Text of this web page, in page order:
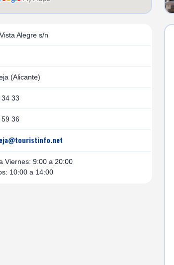
Alegre s/n
(Alicante)
33
36
Viernes: 9:00 a 20:00
10:00 a 14:00